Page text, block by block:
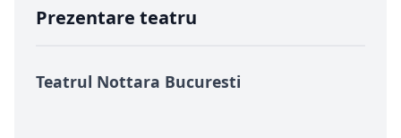
Prezentare teatru
Teatrul Nottara Bucuresti